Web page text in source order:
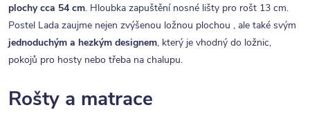
plochy cca 54 cm. Hloubka zapuštění nosné lišty pro rošt 13 cm.
Postel Lada zaujme nejen zvýšenou ložnou plochou , ale také svým
jednoduchým a hezkým designem, který je vhodný do ložnic,
pokojů pro hosty nebo třeba na chalupu.
Rošty a matrace